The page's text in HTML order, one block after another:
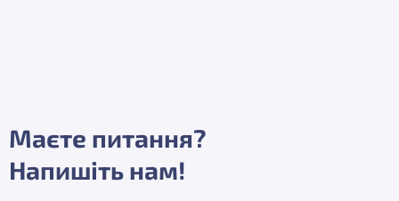
Маєте питання?
Напишіть нам!